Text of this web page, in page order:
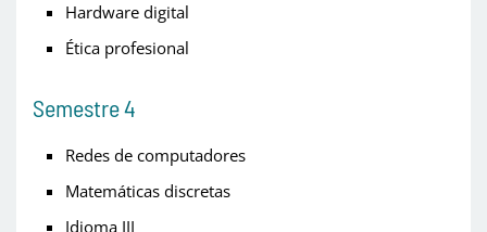
Hardware digital
Ética profesional
Semestre 4
Redes de computadores
Matemáticas discretas
Idioma III